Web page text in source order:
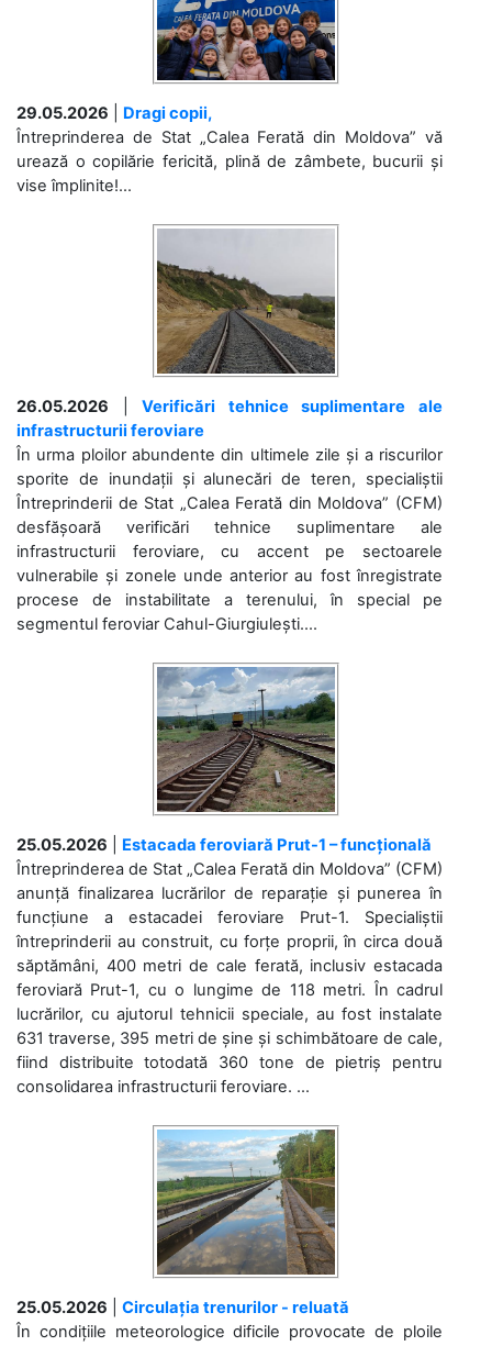
29.05.2026
Dragi copii,
Întreprinderea de Stat „Calea Ferată din Moldova” vă
urează o copilărie fericită, plină de zâmbete, bucurii și
vise împlinite!...
26.05.2026 |Verificări tehnice suplimentare ale
infrastructurii feroviare
În urma ploilor abundente din ultimele zile și a riscurilor
sporite de inundații și alunecări de teren, specialiștii
Întreprinderii de Stat „Calea Ferată din Moldova” (CFM)
desfășoară verificări tehnice suplimentare ale
infrastructurii feroviare, cu accent pe sectoarele
vulnerabile și zonele unde anterior au fost înregistrate
procese de instabilitate a terenului, în special pe
segmentul feroviar Cahul-Giurgiulești....
25.05.2026
Estacada feroviară Prut-1 – funcțională
Întreprinderea de Stat „Calea Ferată din Moldova” (CFM)
anunță finalizarea lucrărilor de reparație și punerea în
funcțiune a estacadei feroviare Prut-1. Specialiștii
întreprinderii au construit, cu forțe proprii, în circa două
săptămâni, 400 metri de cale ferată, inclusiv estacada
feroviară Prut-1, cu o lungime de 118 metri. În cadrul
lucrărilor, cu ajutorul tehnicii speciale, au fost instalate
631 traverse, 395 metri de șine și schimbătoare de cale,
fiind distribuite totodată 360 tone de pietriș pentru
consolidarea infrastructurii feroviare. ...
25.05.2026
Circulația trenurilor - reluată
În condițiile meteorologice dificile provocate de ploile